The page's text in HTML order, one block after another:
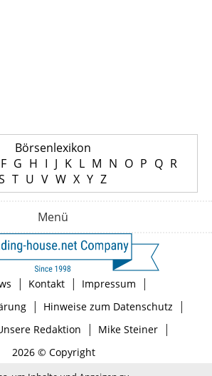
Börsenlexikon
F G H I J K L M N O P Q R
T U V W X Y Z
Menü
| Kontakt | Impressum |
| Hinweise zum Datenschutz |
Redaktion | Mike Steiner|
2026 © Copyright